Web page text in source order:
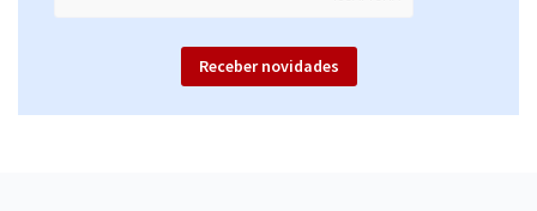
Receber novidades